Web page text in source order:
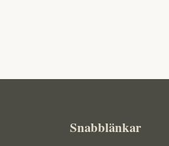
Snabblänkar